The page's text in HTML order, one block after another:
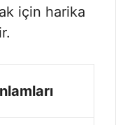
için harika